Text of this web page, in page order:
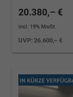
20.380,– €
incl. 19% MwSt.
UVP:26.600,– €